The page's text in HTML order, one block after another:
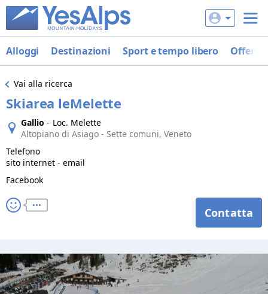
Alloggi Destinazioni Sport e tempo libero Offerte
Vai alla ricerca
Skiarea leMelette
Gallio - Loc. Melette
Altopiano di Asiago - Sette comuni, Veneto
Telefono
sito internet - email
Facebook
Contatta